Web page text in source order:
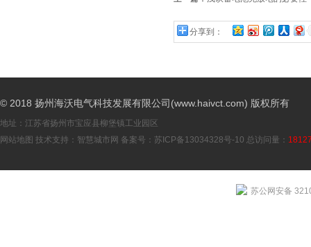
分享到：
© 2018 扬州海沃电气科技发展有限公司(www.haivct.com) 版权所有
地址：江苏省扬州市宝应县柳堡镇工业园区
网站地图 技术支持： 智慧城市网 备案号： 苏ICP备13034328号-10 总访问量：
苏公网安备